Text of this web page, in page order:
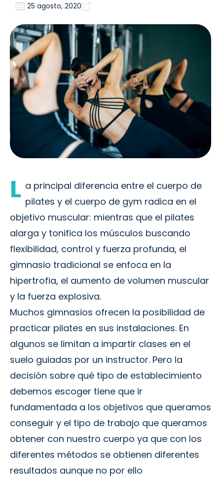
25 agosto, 2020
L a principal diferencia entre el cuerpo de
pilates y el cuerpo de gym radica en el
objetivo muscular: mientras que el pilates
alarga y tonifica los músculos buscando
flexibilidad, control y fuerza profunda, el
gimnasio tradicional se enfoca en la
hipertrofia, el aumento de volumen muscular
y la fuerza explosiva.
Muchos gimnasios ofrecen la posibilidad de
practicar pilates en sus instalaciones. En
algunos se limitan a impartir clases en el
suelo guiadas por un instructor. Pero la
decisión sobre qué tipo de establecimiento
debemos escoger tiene que ir
fundamentada a los objetivos que queramos
conseguir y el tipo de trabajo que queramos
obtener con nuestro cuerpo ya que con los
diferentes métodos se obtienen diferentes
resultados aunque no por ello